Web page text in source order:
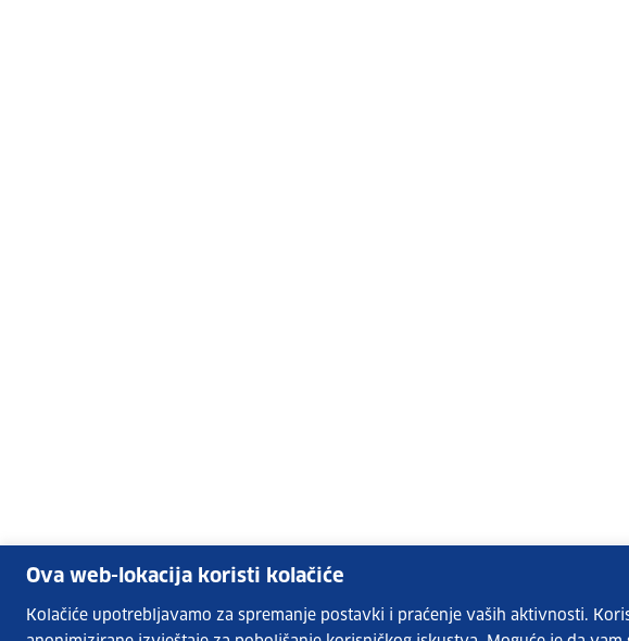
Ova web-lokacija koristi kolačiće
Kolačiće upotrebljavamo za spremanje postavki i praćenje vaših aktivnosti.